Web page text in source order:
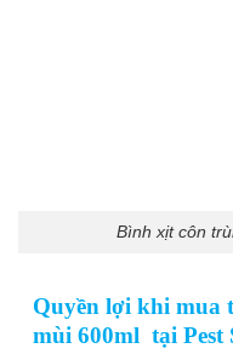
Bình xịt côn
Quyền lợi khi mua
mùi 600ml tại Pest